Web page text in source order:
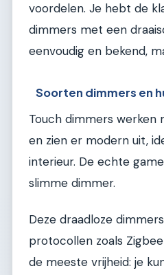
voordelen. Je hebt de
dimmers met een
eenvoudig en bekend,
Soorten dimmers en
Touch dimmers werken
en zien er modern uit,
interieur. De echte
slimme dimmer.
Deze draadloze
protocollen zoals
de meeste vrijheid: je